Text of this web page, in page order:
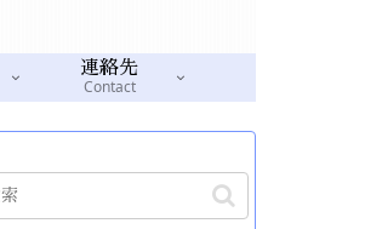
連絡先
Contact